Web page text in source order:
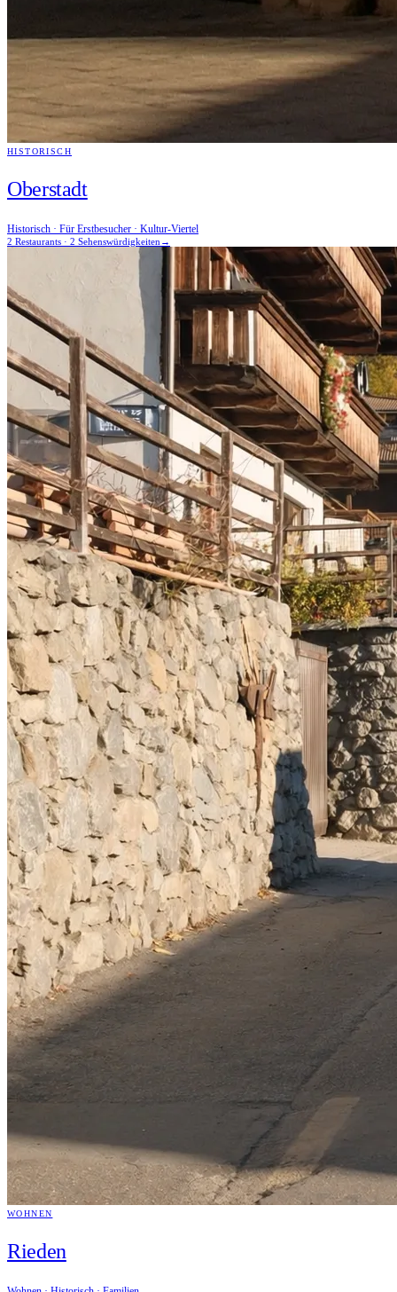
HISTORISCH
Oberstadt
Historisch · Für Erstbesucher · Kultur-Viertel
2 Restaurants · 2 Sehenswürdigkeiten →
WOHNEN
Rieden